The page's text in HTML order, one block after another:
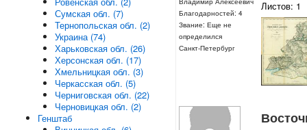
Благодарностей: 4
Звание: Еще не
определился
Санкт-Петербург
Листов: 1
Сумская обл. (7)
Тернопольская обл. (2)
Украина (74)
Харьковская обл. (26)
Херсонская обл. (17)
Хмельницкая обл. (3)
Черкасская обл. (5)
Черниговская обл. (22)
Черновицкая обл. (2)
Генштаб